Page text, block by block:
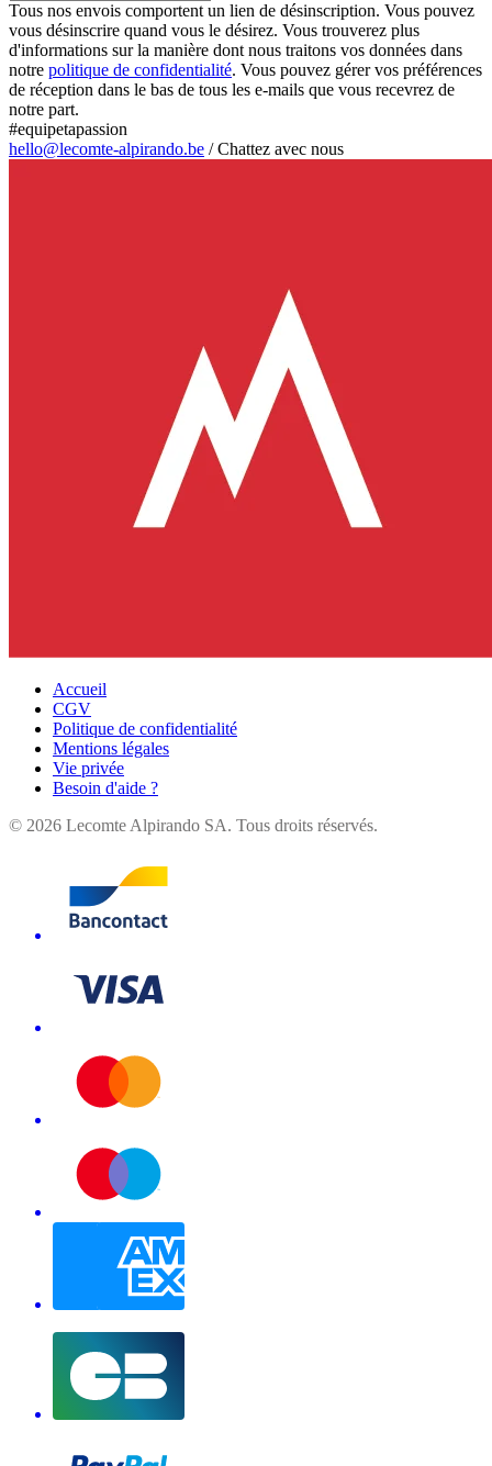
Tous nos envois comportent un lien de désinscription. Vous pouvez
vous désinscrire quand vous le désirez. Vous trouverez plus
d'informations sur la manière dont nous traitons vos données dans
notre politique de confidentialité. Vous pouvez gérer vos préférences
de réception dans le bas de tous les e-mails que vous recevrez de
notre part.
#equipetapassion
hello@lecomte-alpirando.be /Chattez avec nous
Accueil
CGV
Politique de confidentialité
Mentions légales
Vie privée
Besoin d'aide ?
© 2026 Lecomte Alpirando SA. Tous droits réservés.